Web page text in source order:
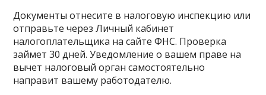
Документы отнесите в налоговую инспекцию или
отправьте через Личный кабинет
налогоплательщика на сайте ФНС. Проверка
займет 30 дней. Уведомление о вашем праве на
вычет налоговый орган самостоятельно
направит вашему работодателю.